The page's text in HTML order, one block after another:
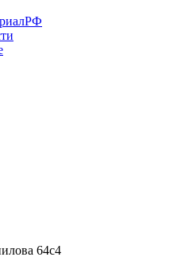
64с4